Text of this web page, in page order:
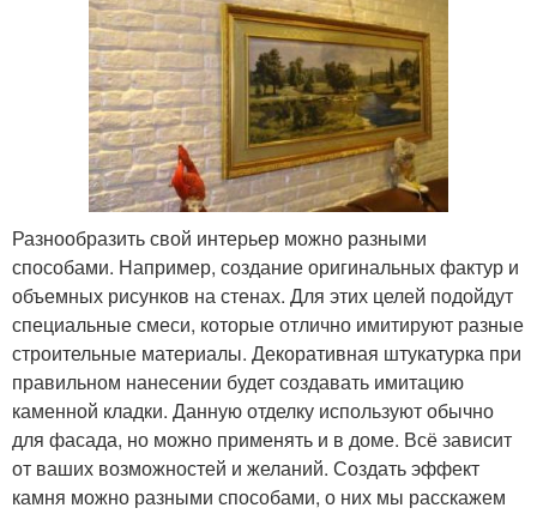
Разнообразить свой интерьер можно разными
способами. Например, создание оригинальных фактур и
объемных рисунков на стенах. Для этих целей подойдут
специальные смеси, которые отлично имитируют разные
строительные материалы. Декоративная штукатурка при
правильном нанесении будет создавать имитацию
каменной кладки. Данную отделку используют обычно
для фасада, но можно применять и в доме. Всё зависит
от ваших возможностей и желаний. Создать эффект
камня можно разными способами, о них мы расскажем